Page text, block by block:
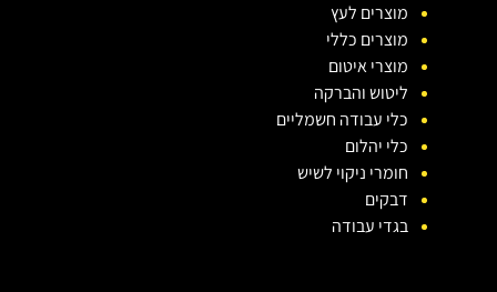
מוצרים לעץ
מוצרים כללי
מוצרי איטום
ליטוש והברקה
כלי עבודה חשמליים
כלי יהלום
חומרי ניקוי לשיש
דבקים
בגדי עבודה